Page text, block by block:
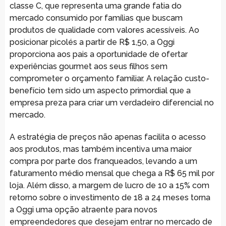
classe C, que representa uma grande fatia do
mercado consumido por famílias que buscam
produtos de qualidade com valores acessíveis. Ao
posicionar picolés a partir de R$ 1,50, a Oggi
proporciona aos pais a oportunidade de ofertar
experiências gourmet aos seus filhos sem
comprometer o orçamento familiar. A relação custo-
benefício tem sido um aspecto primordial que a
empresa preza para criar um verdadeiro diferencial no
mercado.
A estratégia de preços não apenas facilita o acesso
aos produtos, mas também incentiva uma maior
compra por parte dos franqueados, levando a um
faturamento médio mensal que chega a R$ 65 mil por
loja. Além disso, a margem de lucro de 10 a 15% com
retorno sobre o investimento de 18 a 24 meses torna
a Oggi uma opção atraente para novos
empreendedores que desejam entrar no mercado de